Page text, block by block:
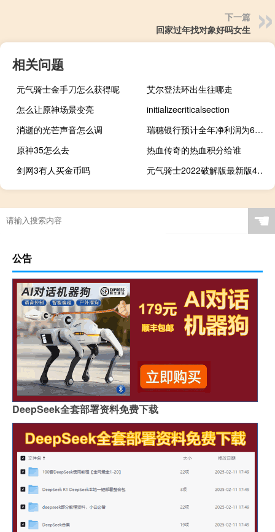
下一篇
回家过年找对象好吗女生
相关问题
元气骑士金手刀怎么获得呢
艾尔登法环出生往哪走
怎么让原神场景变亮
initializecriticalsection
消逝的光芒声音怎么调
瑞穗银行预计全年净利润为6400亿日元此前预计为6100亿日元
原神35怎么去
热血传奇的热血积分给谁
剑网3有人买金币吗
元气骑士2022破解版最新版4.0.3
☚
公告
DeepSeek全套部署资料免费下载